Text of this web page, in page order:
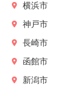
横浜市
神戸市
長崎市
函館市
新潟市